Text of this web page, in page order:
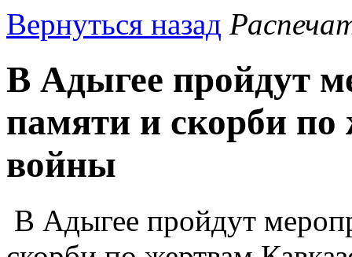
Вернуться назад
В Адыгее пройдут
памяти и скорби по
войны
В Адыгее пройдут